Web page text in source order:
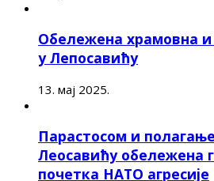
Обележена храмовна
у Лепосавићу
13. мај 2025.
Парастосом и
Леосавићу обележена
почетка НАТО агресије